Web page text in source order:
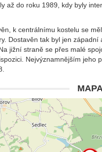
až do roku 1989, kdy byly
k centrálnímu kostelu se
Dostavěn tak byl jen
jižní straně se přes malé
Nejvýznamnějším